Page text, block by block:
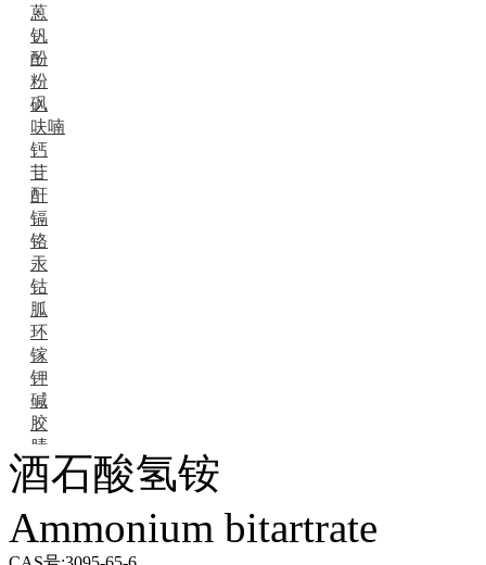
蒽
钒
酚
粉
砜
呋喃
钙
苷
酐
镉
铬
汞
钴
胍
环
镓
钾
碱
胶
腈
精
肼
蜡
锂
酒石酸氢铵
Ammonium bitartrate